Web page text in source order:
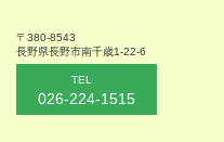
〒380-8543
長野県長野市南千歳1-22-6
TEL
026-224-1515